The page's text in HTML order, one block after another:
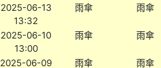
2025-06-13
13:32
雨傘 雨傘
2025-06-10
13:00
雨傘 雨傘
2025-06-09
雨傘 雨傘